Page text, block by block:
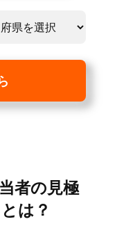
者の見極
は？